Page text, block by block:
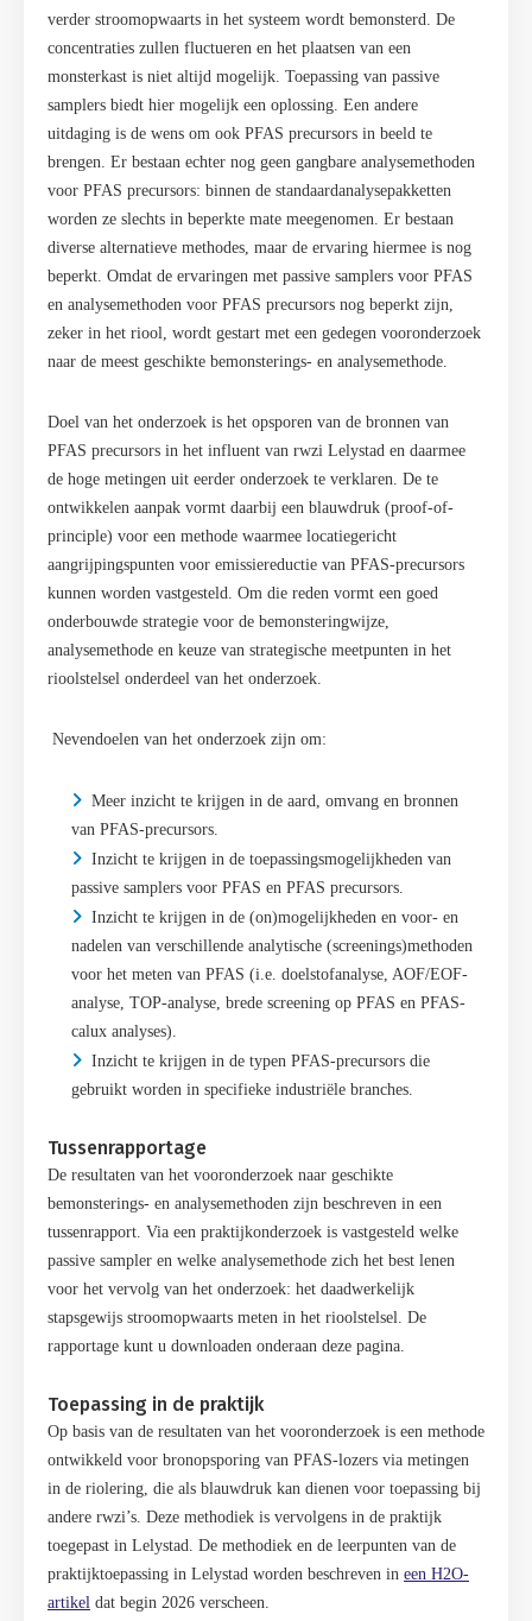
verder stroomopwaarts in het systeem wordt bemonsterd. De
concentraties zullen fluctueren en het plaatsen van een
monsterkast is niet altijd mogelijk. Toepassing van passive
samplers biedt hier mogelijk een oplossing. Een andere
uitdaging is de wens om ook PFAS precursors in beeld te
brengen. Er bestaan echter nog geen gangbare analysemethoden
voor PFAS precursors: binnen de standaardanalysepakketten
worden ze slechts in beperkte mate meegenomen. Er bestaan
diverse alternatieve methodes, maar de ervaring hiermee is nog
beperkt. Omdat de ervaringen met passive samplers voor PFAS
en analysemethoden voor PFAS precursors nog beperkt zijn,
zeker in het riool, wordt gestart met een gedegen vooronderzoek
naar de meest geschikte bemonsterings- en analysemethode.
Doel van het onderzoek is het opsporen van de bronnen van
PFAS precursors in het influent van rwzi Lelystad en daarmee
de hoge metingen uit eerder onderzoek te verklaren. De te
ontwikkelen aanpak vormt daarbij een blauwdruk (proof-of-
principle) voor een methode waarmee locatiegericht
aangrijpingspunten voor emissiereductie van PFAS-precursors
kunnen worden vastgesteld. Om die reden vormt een goed
onderbouwde strategie voor de bemonsteringwijze,
analysemethode en keuze van strategische meetpunten in het
rioolstelsel onderdeel van het onderzoek.
Nevendoelen van het onderzoek zijn om:
Meer inzicht te krijgen in de aard, omvang en bronnen
van PFAS-precursors.
Inzicht te krijgen in de toepassingsmogelijkheden van
passive samplers voor PFAS en PFAS precursors.
Inzicht te krijgen in de (on)mogelijkheden en voor- en
nadelen van verschillende analytische (screenings)methoden
voor het meten van PFAS (i.e. doelstofanalyse, AOF/EOF-
analyse, TOP-analyse, brede screening op PFAS en PFAS-
calux analyses).
Inzicht te krijgen in de typen PFAS-precursors die
gebruikt worden in specifieke industriële branches.
Tussenrapportage
De resultaten van het vooronderzoek naar geschikte
bemonsterings- en analysemethoden zijn beschreven in een
tussenrapport. Via een praktijkonderzoek is vastgesteld welke
passive sampler en welke analysemethode zich het best lenen
voor het vervolg van het onderzoek: het daadwerkelijk
stapsgewijs stroomopwaarts meten in het rioolstelsel. De
rapportage kunt u downloaden onderaan deze pagina.
Toepassing in de praktijk
Op basis van de resultaten van het vooronderzoek is een methode
ontwikkeld voor bronopsporing van PFAS-lozers via metingen
in de riolering, die als blauwdruk kan dienen voor toepassing bij
andere rwzi’s. Deze methodiek is vervolgens in de praktijk
toegepast in Lelystad. De methodiek en de leerpunten van de
praktijktoepassing in Lelystad worden beschreven in een H2O-
artikel dat begin 2026 verscheen.